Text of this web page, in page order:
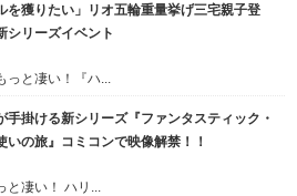
を獲りたい」リオ五輪重量挙げ三宅親子登
シリーズイベント
と凄い！『ハ...
手掛ける新シリーズ『ファンタスティック・
いの旅』コミコンで映像解禁！！
凄い！ ハリ...